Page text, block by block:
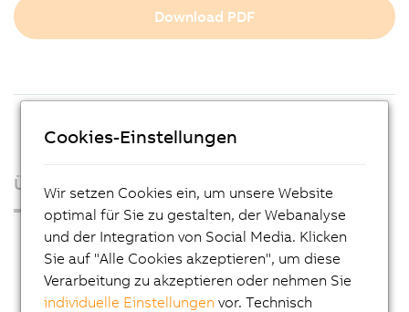
Download PDF
Über uns
Presse
Blog
AutoMates
Cookies-Einstellungen
Wir setzen Cookies ein, um unsere Website
optimal für Sie zu gestalten, der Webanalyse
und der Integration von Social Media. Klicken
Sie auf "Alle Cookies akzeptieren", um diese
Verarbeitung zu akzeptieren oder nehmen Sie
individuelle Einstellungen vor. Technisch